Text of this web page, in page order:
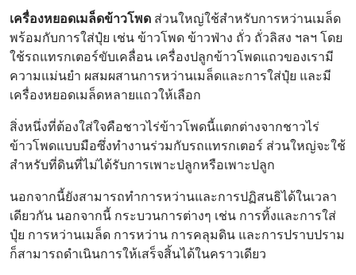
ปริมาณกล่อง
เมล็ด
8.5*3 ลิตร
ปริมาณการ
ปฏิสนธิ
195ลิตร
เครื่องหยอดเมล็ดข้าวโพด ส่วนใหญ่ใช้สำหรับการหว่านเมล็ด
พร้อมกับการใส่ปุ๋ย เช่น ข้าวโพด ข้าวฟ่าง ถั่ว ถั่วลิสง ฯลฯ โดย
ใช้รถแทรกเตอร์ขับเคลื่อน เครื่องปลูกข้าวโพดแถวของเรามี
ความแม่นยำ ผสมผสานการหว่านเมล็ดและการใส่ปุ๋ย และมี
เครื่องหยอดเมล็ดหลายแถวให้เลือก
สิ่งหนึ่งที่ต้องใส่ใจคือชาวไร่ข้าวโพดนี้แตกต่างจากชาวไร่
ข้าวโพดแบบมือซึ่งทำงานร่วมกับรถแทรกเตอร์ ส่วนใหญ่จะใช้
สำหรับที่ดินที่ไม่ได้รับการเพาะปลูกหรือเพาะปลูก
นอกจากนี้ยังสามารถทำการหว่านและการปฏิสนธิได้ในเวลา
เดียวกัน นอกจากนี้ กระบวนการต่างๆ เช่น การทิ้งและการใส่
ปุ๋ย การหว่านเมล็ด การหว่าน การคลุมดิน และการปราบปราม
ก็สามารถดำเนินการให้เสร็จสิ้นได้ในคราวเดียว